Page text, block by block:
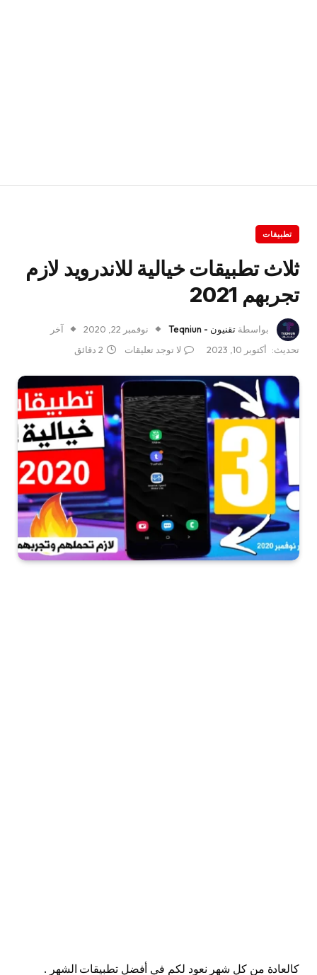
تطبيقات
ثلاث تطبيقات خيالية للاندرويد لازم
تجربهم 2021
بواسطة تقنيون - Teqniun نوفمبر 22, 2020
آخر
تحديث:
أكتوبر 10, 2023 لا توجد تعليقات 2 دقائق
كالعادة من كل شهر نعود لكم في أفضل تطبيقات الشهر .